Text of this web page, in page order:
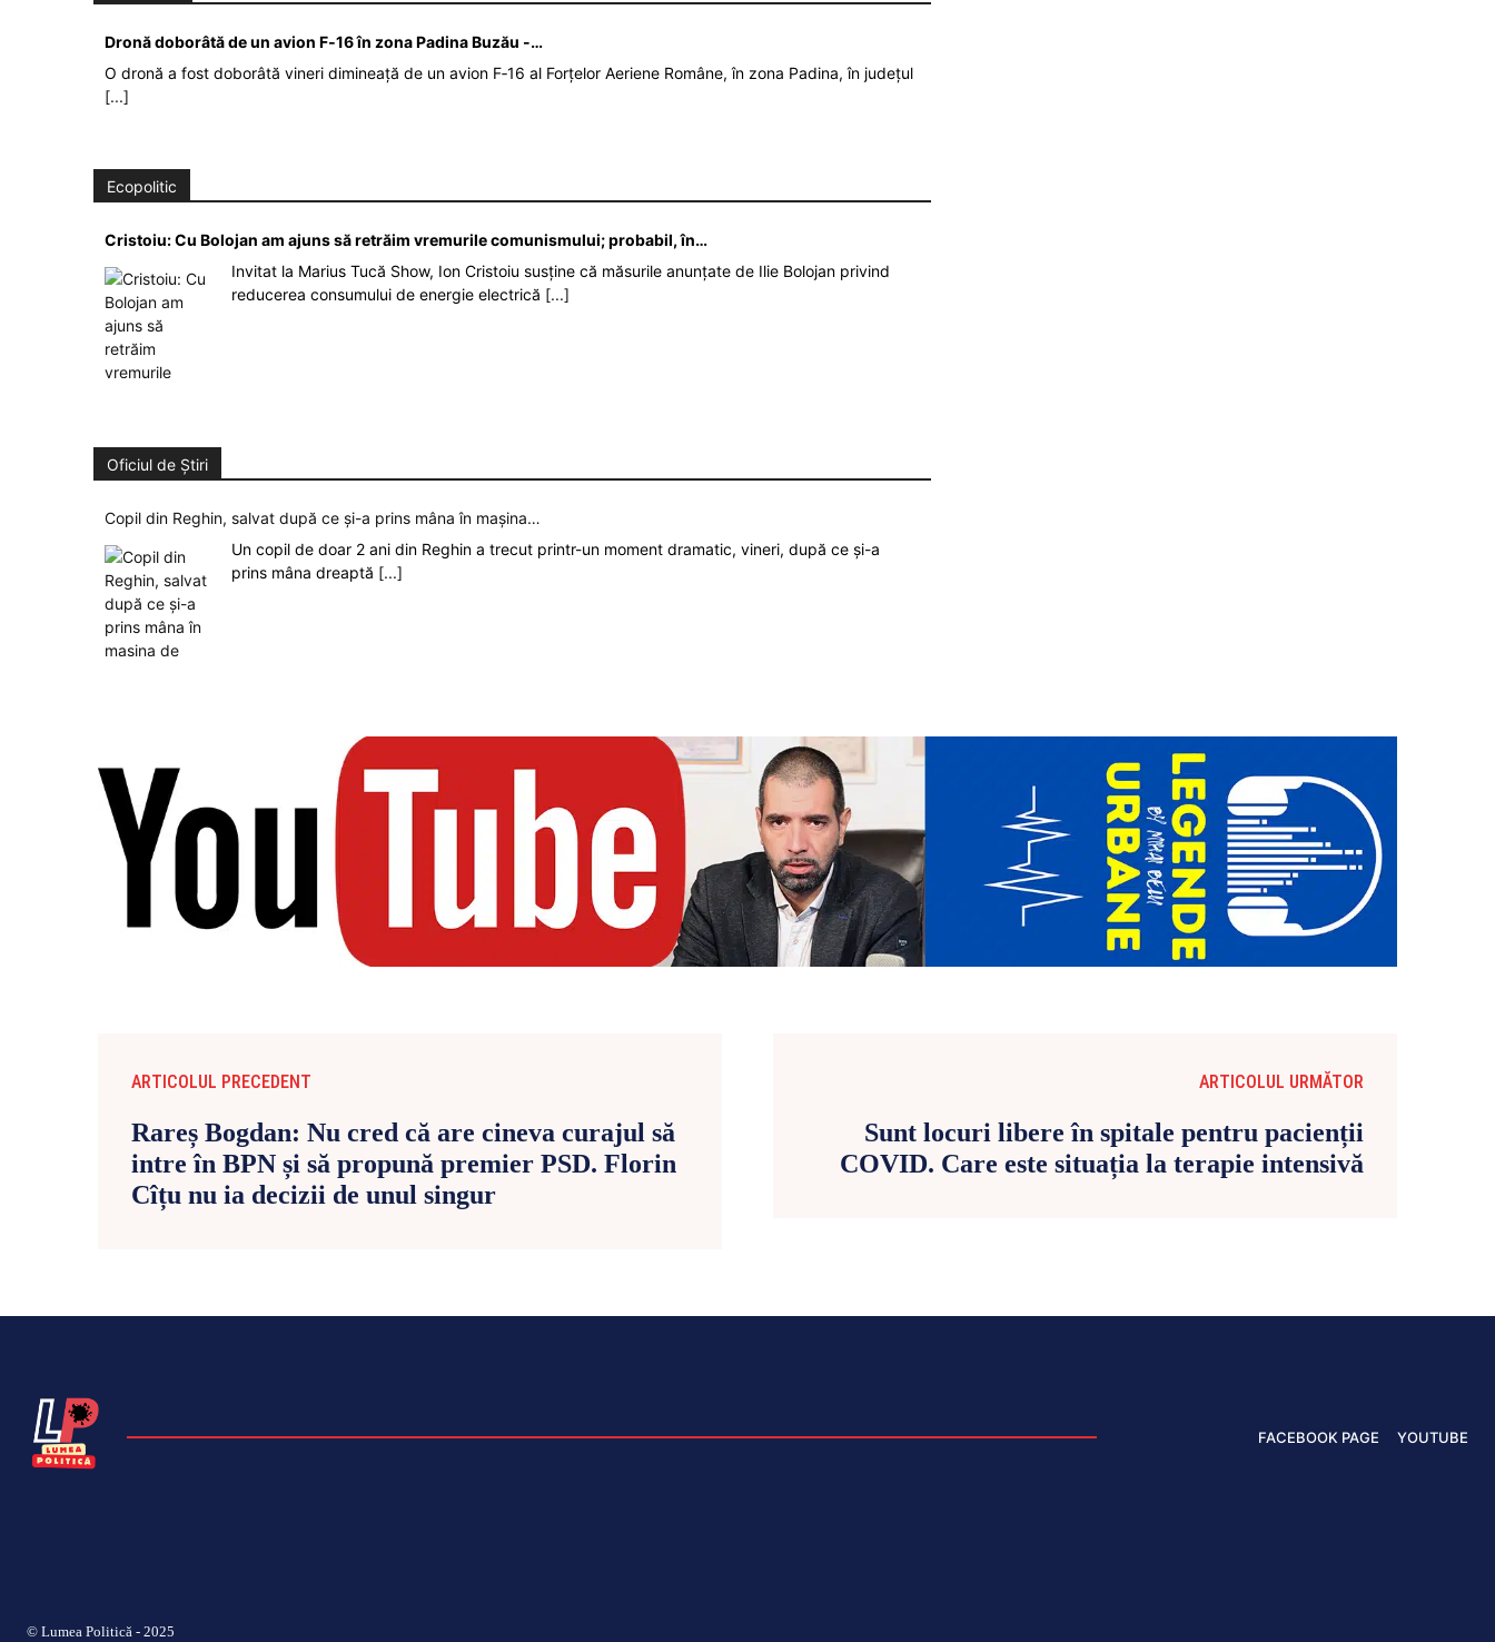
Dronă doborâtă de un avion F‑16 în zona Padina Buzău -…
O dronă a fost doborâtă vineri dimineață de un avion F‑16 al Forțelor Aeriene Române, în zona Padina, în județul
[...]
Ecopolitic
Cristoiu: Cu Bolojan am ajuns să retrăim vremurile comunismului; probabil, în…
Invitat la Marius Tucă Show, Ion Cristoiu susține că măsurile anunțate de Ilie Bolojan privind
reducerea consumului de energie electrică [...]
Oficiul de Știri
Copil din Reghin, salvat după ce și-a prins mâna în mașina…
Un copil de doar 2 ani din Reghin a trecut printr-un moment dramatic, vineri, după ce și-a
prins mâna dreaptă [...]
ARTICOLUL PRECEDENT
Rareș Bogdan: Nu cred că are cineva curajul să
intre în BPN și să propună premier PSD. Florin
Cîțu nu ia decizii de unul singur
ARTICOLUL URMĂTOR
Sunt locuri libere în spitale pentru pacienții
COVID. Care este situația la terapie intensivă
FACEBOOK PAGE YOUTUBE
© Lumea Politică - 2025